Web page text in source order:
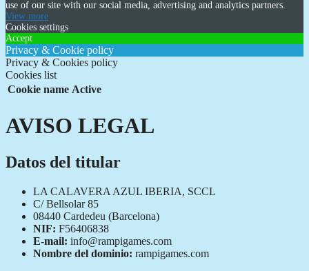
use of our site with our social media, advertising and analytics partners.
View more
Cookies settings
Accept
Privacy & Cookie policy
Privacy & Cookies policy
Cookies list
Cookie name Active
AVISO LEGAL
Datos del titular
LA CALAVERA AZUL IBERIA, SCCL
C/ Bellsolar 85
08440 Cardedeu (Barcelona)
NIF: F56406838
E-mail: info@rampigames.com
Nombre del dominio: rampigames.com